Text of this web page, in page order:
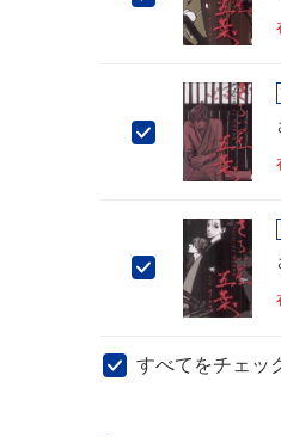
すべてをチェッ